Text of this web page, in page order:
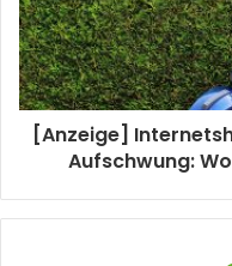
[Anzeige]
Aufschwung: